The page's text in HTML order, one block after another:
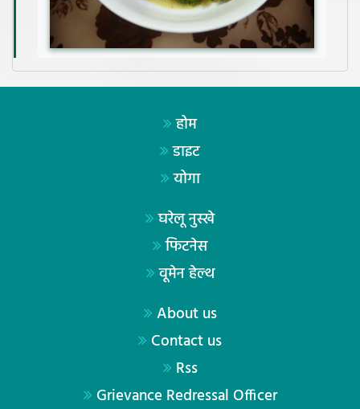
होम
डाइट
योगा
घरेलू नुस्खे
फिटनेस
वूमेन हेल्थ
About us
Contact us
Rss
Grievance Redressal Officer